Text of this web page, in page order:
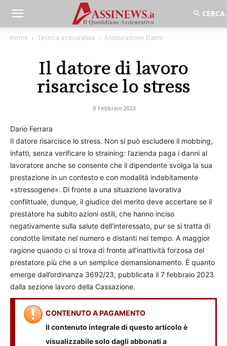
Home Tecnica assicurativa Assicurazione Danni
Il datore di lavoro
risarcisce lo stress
8 Febbraio 2023
Dario Ferrara
Il datore risarcisce lo stress. Non si può escludere il mobbing,
infatti, senza verificare lo straining: l’azienda paga i danni al
lavoratore anche se consente che il dipendente svolga la sua
prestazione in un contesto e con modalità indebitamente
«stressogene». Di fronte a una situazione lavorativa
conflittuale, dunque, il giudice del merito deve accertare se il
prestatore ha subito azioni ostili, che hanno inciso
negativamente sulla salute dell’interessato, pur se si tratta di
condotte limitate nel numero e distanti nel tempo. A maggior
ragione quando ci si trova di fronte all’inattività forzosa del
prestatore più che a un semplice demansionamento. È quanto
emerge dall’ordinanza 3692/23, pubblicata il 7 febbraio 2023
dalla sezione lavoro della Cassazione.
CONTENUTO A PAGAMENTO
Il contenuto integrale di questo articolo è
visualizzabile solo dagli abbonati a